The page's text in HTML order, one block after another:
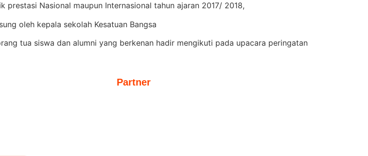
prestasi Nasional maupun Internasional tahun ajaran 2017/ 2018,
oleh kepala sekolah Kesatuan Bangsa
tua siswa dan alumni yang berkenan hadir mengikuti pada upacara peringatan
Partner